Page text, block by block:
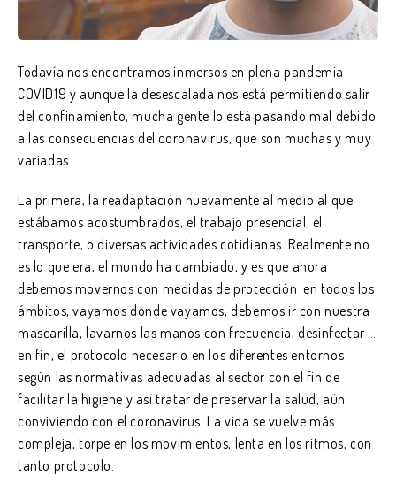
Todavía nos encontramos inmersos en plena pandemia
COVID19 y aunque la desescalada nos está permitiendo salir
del confinamiento, mucha gente lo está pasando mal debido
a las consecuencias del coronavirus, que son muchas y muy
variadas.
La primera, la readaptación nuevamente al medio al que
estábamos acostumbrados, el trabajo presencial, el
transporte, o diversas actividades cotidianas. Realmente no
es lo que era, el mundo ha cambiado, y es que ahora
debemos movernos con medidas de protección en todos los
ámbitos, vayamos donde vayamos, debemos ir con nuestra
mascarilla, lavarnos las manos con frecuencia, desinfectar …
en fin, el protocolo necesario en los diferentes entornos
según las normativas adecuadas al sector con el fin de
facilitar la higiene y así tratar de preservar la salud, aún
conviviendo con el coronavirus. La vida se vuelve más
compleja, torpe en los movimientos, lenta en los ritmos, con
tanto protocolo.